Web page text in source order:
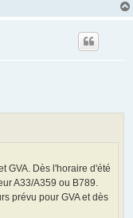
GVA. Dès l'horaire d'été
A33/A359 ou B789.
prévu pour GVA et dès